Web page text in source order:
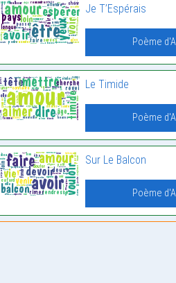
Je T’Espérais
Poème
Le Timide
Poème
Sur Le Balcon
Poème